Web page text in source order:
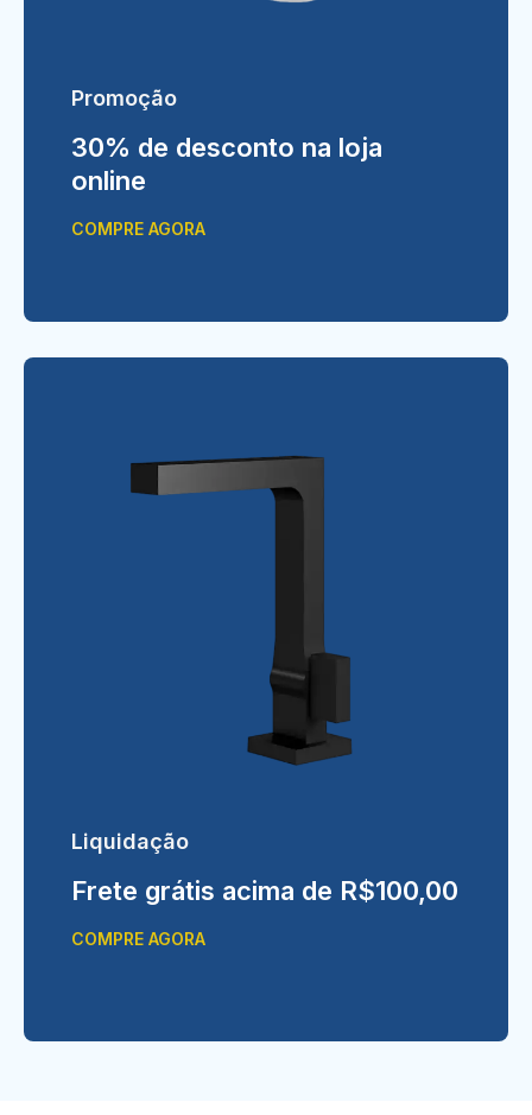
Promoção
30% de desconto na loja
online
COMPRE AGORA
Liquidação
Frete grátis acima de R$100,00
COMPRE AGORA